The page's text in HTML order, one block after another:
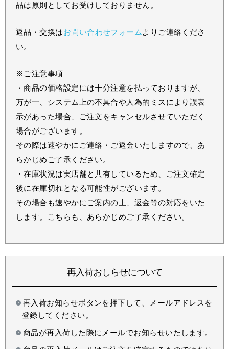
品は原則としてお受けしておりません。
返品・交換はお問い合わせフォーム よりご連絡くださ
い。
※ご注意事項
・商品の価格設定には十分注意を払っておりますが、
万が一、システム上の不具合や人為的ミスにより誤表
示があった場合、ご注文をキャンセルさせていただく
場合がございます。
その際は速やかにご連絡・ご返金いたしますので、あ
らかじめご了承ください。
・在庫状況は実店舗と共有しているため、ご注文確定
後に在庫切れとなる可能性がございます。
その場合も速やかにご案内の上、返金等の対応をいた
します。こちらも、あらかじめご了承ください。
再入荷おしらせについて
再入荷お知らせボタンを押下して、メールアドレスを
登録してください。
商品が再入荷した際にメールでお知らせいたします。